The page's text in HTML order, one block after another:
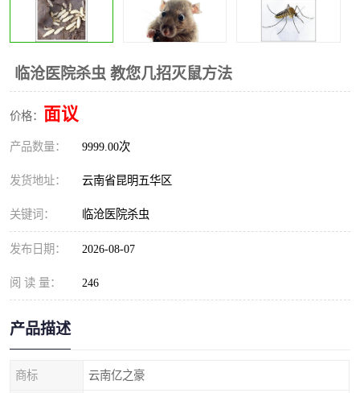
临沧医院杀虫 教您几招灭鼠方法
价格： 面议
产品数量： 9999.00次
发货地址： 云南省昆明五华区
关键词： 临沧医院杀虫
发布日期： 2026-08-07
阅 读 量： 246
产品描述
商标 云南亿之豪